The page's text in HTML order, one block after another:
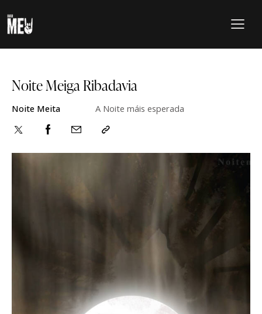
Noite Meiga Ribadavia
Noite Meita A Noite máis esperada